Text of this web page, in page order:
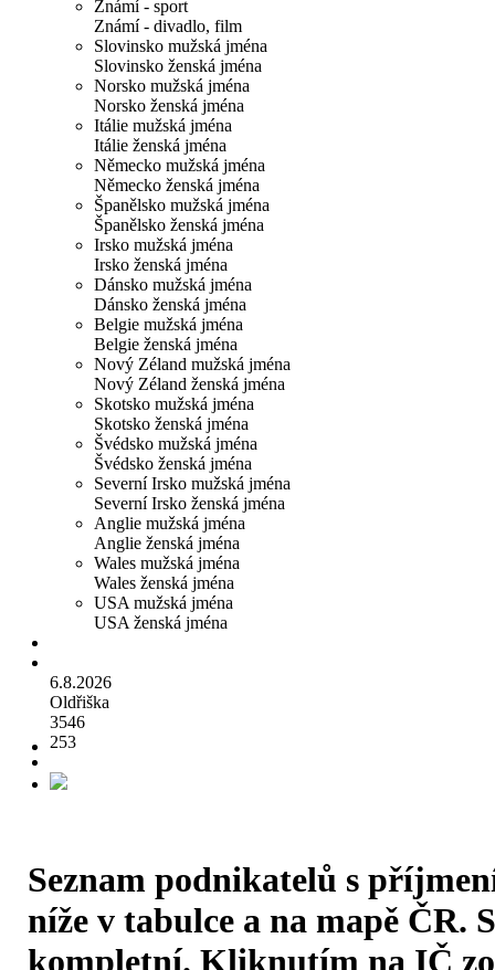
Známí - sport
Známí - divadlo, film
Slovinsko mužská jména
Slovinsko ženská jména
Norsko mužská jména
Norsko ženská jména
Itálie mužská jména
Itálie ženská jména
Německo mužská jména
Německo ženská jména
Španělsko mužská jména
Španělsko ženská jména
Irsko mužská jména
Irsko ženská jména
Dánsko mužská jména
Dánsko ženská jména
Belgie mužská jména
Belgie ženská jména
Nový Zéland mužská jména
Nový Zéland ženská jména
Skotsko mužská jména
Skotsko ženská jména
Švédsko mužská jména
Švédsko ženská jména
Severní Irsko mužská jména
Severní Irsko ženská jména
Anglie mužská jména
Anglie ženská jména
Wales mužská jména
Wales ženská jména
USA mužská jména
USA ženská jména
6.8.2026
Oldřiška
3546
253
Seznam podnikatelů s
níže v tabulce a na mapě ČR.
kompletní. Kliknutím na IČ